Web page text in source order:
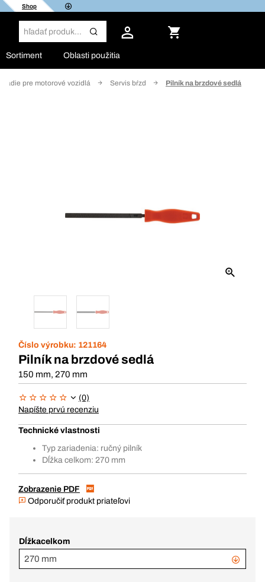
Shop
Sortiment Oblasti použitia
pre motorové vozidlá Servis bŕzd Pilník na brzdové sedlá
Číslo výrobku: 121164
Pilník na brzdové sedlá
150 mm, 270 mm
(0)
Napíšte prvú recenziu
Technické vlastnosti
Typ zariadenia: ručný pilník
Dĺžka celkom: 270 mm
Zobrazenie PDF
Odporučiť produkt priateľovi
Dĺžkacelkom
270 mm